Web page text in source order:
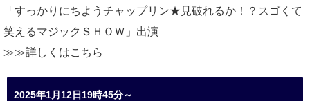
「すっかりにちようチャップリン★見破れるか！？スゴくて
笑えるマジックＳＨＯＷ」出演
≫≫詳しくはこちら
2025年1月12日19時45分～